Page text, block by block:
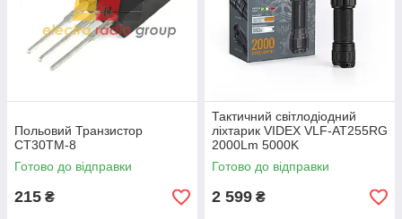
Польовий Транзистор
CT30TM-8
Готово до відправки
215 ₴
Тактичний світлодіодний
ліхтарик VIDEX VLF-АТ255RG
2000Lm 5000K
Готово до відправки
2 599 ₴